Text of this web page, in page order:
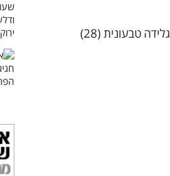
גלידה טבעונית (28)